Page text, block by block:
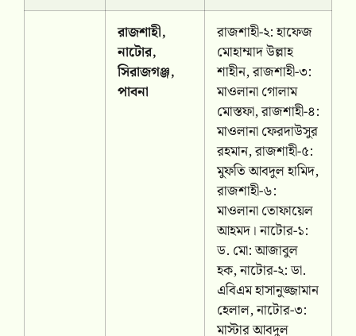
রাজশাহী,
নাটোর,
সিরাজগঞ্জ,
পাবনা
রাজশাহী-২: হাফেজ
মোহাম্মাদ উল্লাহ
শাহীন, রাজশাহী-৩:
মাওলানা গোলাম
মোস্তফা, রাজশাহী-৪:
মাওলানা ফেরদাউসুর
রহমান, রাজশাহী-৫:
মুফতি আবদুল হামিদ,
রাজশাহী-৬:
মাওলানা তোফায়েল
আহমদ। নাটোর-১:
ড. মো: আজাবুল
হক, নাটোর-২: ডা.
এবিএম হাসানুজ্জামান
হেলাল, নাটোর-৩:
মাস্টার আবদুল